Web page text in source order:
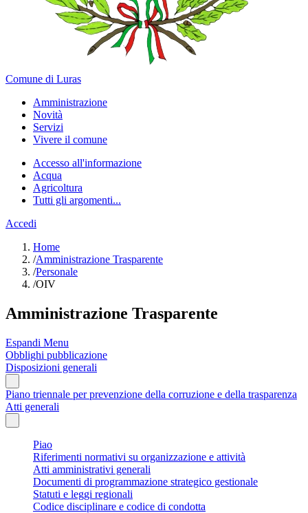
Comune di Luras
Amministrazione
Novità
Servizi
Vivere il comune
Accesso all'informazione
Acqua
Agricoltura
Tutti gli argomenti...
Accedi
Home
/Amministrazione Trasparente
/Personale
/OIV
Amministrazione Trasparente
Espandi Menu
Obblighi pubblicazione
Disposizioni generali
Piano triennale per prevenzione della corruzione e della trasparenza
Atti generali
Piao
Riferimenti normativi su organizzazione e attività
Atti amministrativi generali
Documenti di programmazione strategico gestionale
Statuti e leggi regionali
Codice disciplinare e codice di condotta